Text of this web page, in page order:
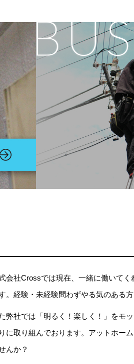
会社Crossでは現在、一緒に働いて
。経験・未経験問わずやる気のある
弊社では「明るく！楽しく！」をモ
に取り組んでおります。アットホー
んか？